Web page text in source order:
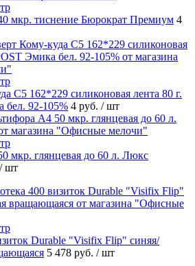
мкр. тиснение Бюрократ Премиум 4
С5 162*229 силиконовая лента 80 г.
бел. 92-105% 4 руб. / шт
мкр. глянцевая до 60 л. Люкс
/ шт
Durable "Visifix Flip" синяя/
5 478 руб. / шт